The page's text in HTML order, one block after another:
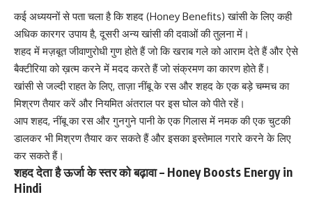
कई अध्ययनों से पता चला है कि शहद (Honey Benefits)खांसी के लिएकही
अधिक कारगर उपाय है, दूसरी अन्य खांसी की दवाओं की तुलना में।
शहद में मज़बूत जीवाणुरोधी गुण होते हैं जो कि खराब गले को आराम देते हैं और ऐसे
बैक्टीरिया को ख़त्म करने में मदद करते हैं जो संक्रमण का कारण होते हैं।
खांसी से जल्दी राहत के लिए, ताज़ा नींबू के रस और शहद के एक बड़े चम्मच का
मिश्रण तैयार करें और नियमित अंतराल पर इस घोल को पीते रहें।
आप शहद, नींबू का रस और गुनगुने पानी के एक गिलास में नमक की एक चुटकी
डालकर भी मिश्रण तैयार कर सकते हैं और इसका इस्तेमाल गरारे करने के लिए
कर सकते हैं।
शहद देता है ऊर्जा के स्तर को बढ़ावा – Honey Boosts Energy in
Hindi